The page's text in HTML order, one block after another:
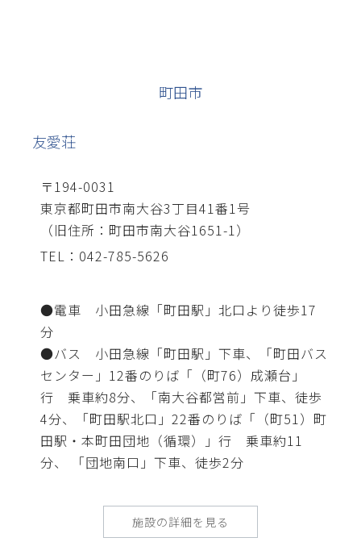
町田市
友愛荘
〒194-0031
東京都町田市南大谷3丁目41番1号
（旧住所：町田市南大谷1651-1）
TEL：042-785-5626
●電車 小田急線「町田駅」北口より徒歩17
分
●バス 小田急線「町田駅」下車、「町田バス
センター」12番のりば「（町76）成瀬台」
行 乗車約8分、「南大谷都営前」下車、徒歩
4分、「町田駅北口」22番のりば「（町51）町
田駅・本町田団地（循環）」行 乗車約11
分、 「団地南口」下車、徒歩2分
施設の詳細を見る